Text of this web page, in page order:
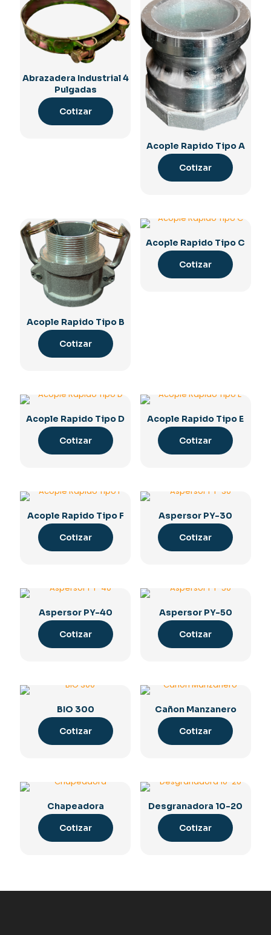
Abrazadera Industrial 4
Pulgadas
Cotizar
Acople Rapido Tipo A
Cotizar
Acople Rapido Tipo B
Cotizar
Acople Rapido Tipo C
Cotizar
Acople Rapido Tipo D
Cotizar
Acople Rapido Tipo E
Cotizar
Acople Rapido Tipo F
Cotizar
Aspersor PY-30
Cotizar
Aspersor PY-40
Cotizar
Aspersor PY-50
Cotizar
BIO 300
Cotizar
Cañon Manzanero
Cotizar
Chapeadora
Cotizar
Desgranadora 10-20
Cotizar